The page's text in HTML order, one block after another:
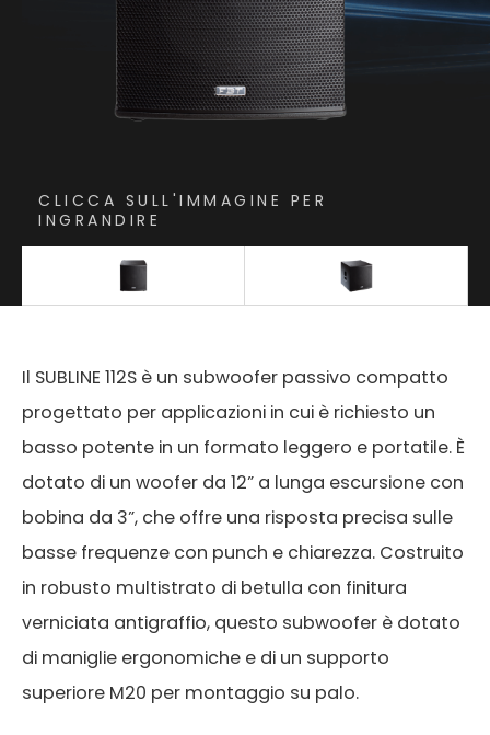
CLICCA SULL'IMMAGINE PER
INGRANDIRE
Il SUBLINE 112S è un subwoofer passivo compatto
progettato per applicazioni in cui è richiesto un
basso potente in un formato leggero e portatile. È
dotato di un woofer da 12” a lunga escursione con
bobina da 3”, che offre una risposta precisa sulle
basse frequenze con punch e chiarezza. Costruito
in robusto multistrato di betulla con finitura
verniciata antigraffio, questo subwoofer è dotato
di maniglie ergonomiche e di un supporto
superiore M20 per montaggio su palo.